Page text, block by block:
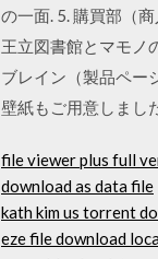
の一面. 5. 購買部（
王立図書館とマモノ
ブレイン（製品ペー
壁紙もご用意しまし
file viewer plus full
download as data file
kath kim us torrent
eze file download